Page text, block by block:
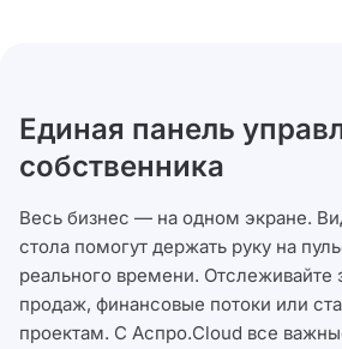
Единая панель
собственника
Весь бизнес — на одном экране.
стола помогут держать руку на
реального времени. Отслеживайте
продаж, финансовые потоки или
проектам. С Аспро.Cloud все